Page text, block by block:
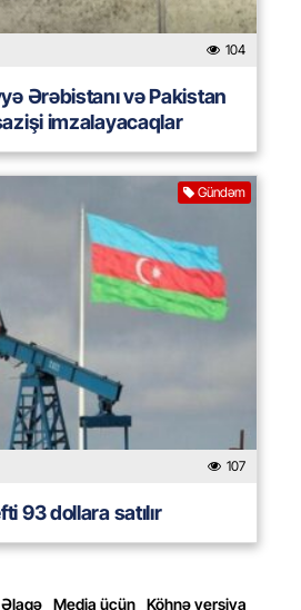
104
Ərəbistanı və Pakistan
imzalayacaqlar
Gündəm
107
93 dollara satılır
Əlaqə Media üçün Köhnə versiya